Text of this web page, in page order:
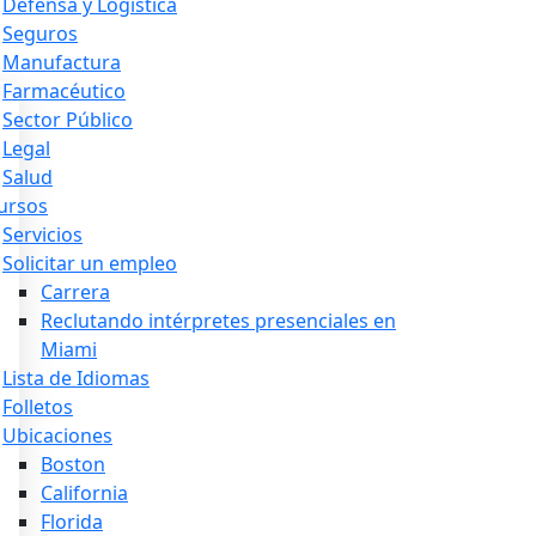
Seguros
Manufactura
Farmacéutico
Sector Público
Legal
Salud
Servicios
Solicitar un empleo
Carrera
Reclutando intérpretes presenciales en
Miami
Lista de Idiomas
Folletos
Ubicaciones
Boston
California
Florida